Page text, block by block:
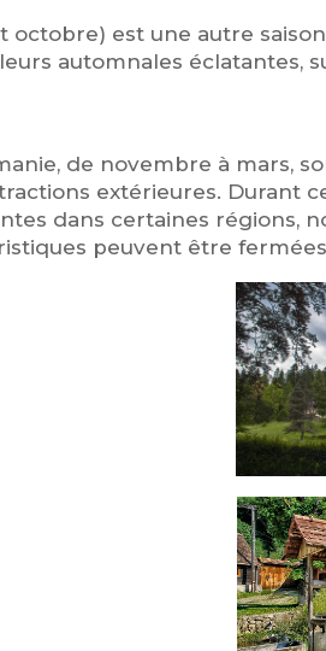
octobre) est une autre
automnales éclatantes,
de novembre à mars,
extérieures. Durant
dans certaines régions,
peuvent être